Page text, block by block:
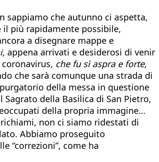
sappiamo che autunno ci aspetta,
più rapidamente possibile,
a disegnare mappe e
appena arrivati e desiderosi di venir
che fu sì aspra e forte,
che sarà comunque una strada di
della messa in questione
della Basilica di San Pietro,
della propria immagine…
non ci siamo ridestati di
Abbiamo proseguito
“correzioni”, come ha